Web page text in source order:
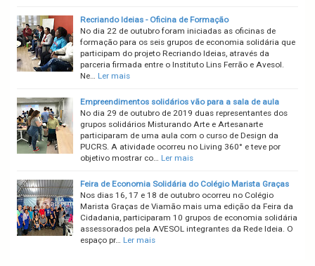
Recriando Ideias - Oficina de Formação
No dia 22 de outubro foram iniciadas as oficinas de
formação para os seis grupos de economia solidária que
participam do projeto Recriando Ideias, através da
parceria firmada entre o Instituto Lins Ferrão e Avesol.
Ne… Ler mais
Empreendimentos solidários vão para a sala de aula
No dia 29 de outubro de 2019 duas representantes dos
grupos solidários Misturando Arte e Artesanarte
participaram de uma aula com o curso de Design da
PUCRS. A atividade ocorreu no Living 360° e teve por
objetivo mostrar co… Ler mais
Feira de Economia Solidária do Colégio Marista Graças
Nos dias 16, 17 e 18 de outubro ocorreu no Colégio
Marista Graças de Viamão mais uma edição da Feira da
Cidadania, participaram 10 grupos de economia solidária
assessorados pela AVESOL integrantes da Rede Ideia. O
espaço pr… Ler mais